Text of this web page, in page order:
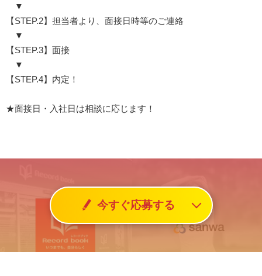
▼
【STEP.2】担当者より、面接日時等のご連絡
▼
【STEP.3】面接
▼
【STEP.4】内定！
★面接日・入社日は相談に応じます！
今すぐ応募する